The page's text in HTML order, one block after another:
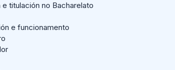
titulación no Bacharelato
e funcionamento